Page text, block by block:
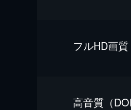
フルHD画
⾼⾳質（